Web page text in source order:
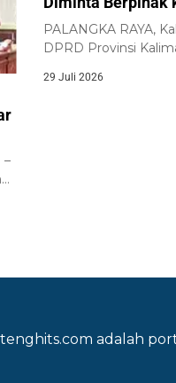
–
PALANGKA RAYA,
DPRD Provinsi
Kalimantan...
29 Juli 2026
adalah